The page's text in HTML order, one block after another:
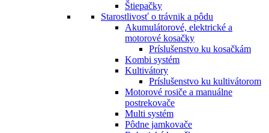
Štiepačky
Starostlivosť o trávnik a pôdu
Akumulátorové, elektrické a
motorové kosačky
Príslušenstvo ku kosačkám
Kombi systém
Kultivátory
Príslušenstvo ku kultivátorom
Motorové rosiče a manuálne
postrekovače
Multi systém
Pôdne jamkovače